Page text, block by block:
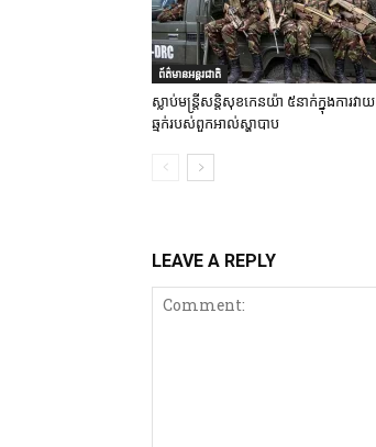
ព័ត៌មានអន្តរជាតិ
ស្លាប់មន្ត្រីសន្តិសុខកេនយ៉ា ៥នាក់ក្នុងការវាយ
ឆ្មក់របស់ពួកអាល់ស្ហាបាប
LEAVE A REPLY